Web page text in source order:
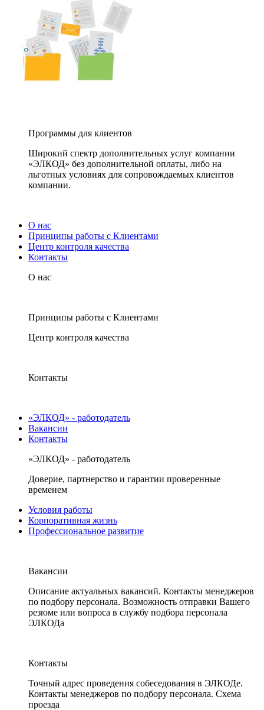
Программы для клиентов
Широкий спектр дополнительных услуг компании
«ЭЛКОД» без дополнительной оплаты, либо на
льготных условиях для сопровождаемых клиентов
компании.
О нас
Принципы работы с Клиентами
Центр контроля качества
Контакты
О нас
Принципы работы с Клиентами
Центр контроля качества
Контакты
«ЭЛКОД» - работодатель
Вакансии
Контакты
«ЭЛКОД» - работодатель
Доверие, партнерство и гарантии проверенные
временем
Условия работы
Корпоративная жизнь
Профессиональное развитие
Вакансии
Описание актуальных вакансий. Контакты менеджеров
по подбору персонала. Возможность отправки Вашего
резюме или вопроса в службу подбора персонала
ЭЛКОДа
Контакты
Точный адрес проведения собеседования в ЭЛКОДе.
Контакты менеджеров по подбору персонала. Схема
проезда